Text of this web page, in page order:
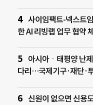
사이임팩트-넥스트
한 AI 리빙랩 업무 협약
아시아ㆍ태평양 난
다리…국제기구·재단·
신원이 없으면 신용